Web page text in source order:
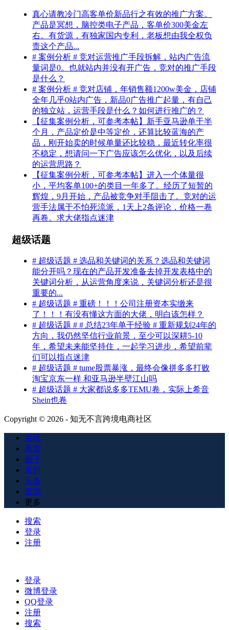
真心请教冷门高客单价新品行之有效的推广方案。
产品是冥想，脑控类电子产品，客单价300美金左
右。有货源，有独家国内专利，老板想由我全权负
责这个产品...
# 案例分析 # 竞对运营推广手段拆解，站内广告流
量词是0。也就站内并没有开广告，竞对的推广手段
是什么？
# 案例分析 # 竞对店铺，年销售额1200w美金，店铺
全年几乎0站内广告，新品0广告推广起量，有自己
的独立站，运营手段是什么？如何进行推广的？
【征集案例分析，可参考本帖】新手亚马逊单干半
个月，产品定价是中等定价，还算比较蓝海的产
品，刚开始卖的时候单量还比较稳，最近转化率很
不稳定，想请问一下广告应该怎么优化，以及后续
的运营思路？
【征集案例分析，可参考本帖】进入一个体量很
小，平均客单100+的类目一年多了。经历了短暂的
辉煌，9月开始，产品被竞争对手阻击了。竞对的运
营手法属于不怕死流派，1天上2条评论，价格一卷
再卷。求大佬指点迷津
超级话题
# 超级话题 # 选品和关键词的关系？选品和关键词
能分开吗？现在的产品开发准备去掉开发表格中的
关键词分析，从运营角度来说，关键词分析还是很
重要的...
# 超级话题 # 重磅！！！公司注册资本实缴来
了！！！有没有懂这方面的大佬，明白该怎样？
# 超级话题 # # 总结23年单干经验 # 重新规划24年的
方向，我仍然坚信行业前景，至少可以深耕5-10
年，希望未来能坚持住，一起学习进步，希望前辈
们可以指点迷津
# 超级话题 # tume股票暴涨，最终会像拼多多打败
淘宝京东一样 和亚马逊半壁江山吗
# 超级话题 # 大家都说多多TEMU卷，实际上希音
Shein也卷
Copyright © 2026 - 知无不言跨境电商社区
发现
悬赏
圈子
发起
头条
资源
更多
搜索
登录
注册
登录
微博登录
QQ登录
注册
搜索